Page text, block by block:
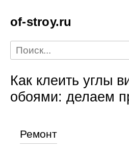
of-stroy.ru
Как клеить углы
обоями: делаем
Ремонт